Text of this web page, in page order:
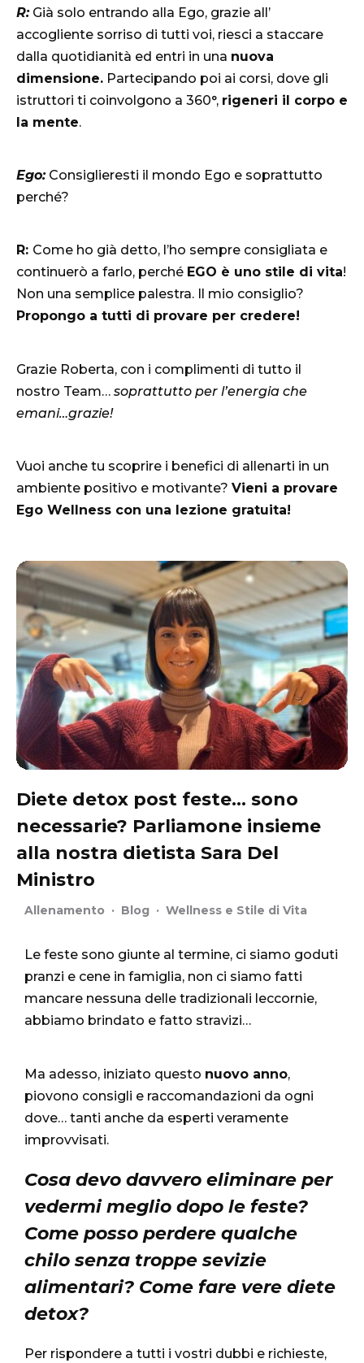
R:Già solo entrando alla Ego, grazie all’
accogliente sorriso di tutti voi, riesci a staccare
dalla quotidianità ed entri in una nuova
dimensione. Partecipando poi ai corsi, dove gli
istruttori ti coinvolgono a 360°, rigeneri il corpo e
la mente.
Ego:Consiglieresti il mondo Ego e soprattutto
perché?
R: Come ho già detto, l’ho sempre consigliata e
continuerò a farlo, perché EGO è uno stile di vita!
Non una semplice palestra. Il mio consiglio?
Propongo a tutti di provare per credere!
Grazie Roberta, con i complimenti di tutto il
nostro Team… soprattutto per l’energia che
emani…grazie!
Vuoi anche tu scoprire i benefici di allenarti in un
ambiente positivo e motivante? Vieni a provare
Ego Wellness con una lezione gratuita!
Diete detox post feste… sono
necessarie? Parliamone insieme
alla nostra dietista Sara Del
Ministro
Allenamento · Blog · Wellness e Stile di Vita
Le feste sono giunte al termine, ci siamo goduti
pranzi e cene in famiglia, non ci siamo fatti
mancare nessuna delle tradizionali leccornie,
abbiamo brindato e fatto stravizi…
Ma adesso, iniziato questo nuovo anno,
piovono consigli e raccomandazioni da ogni
dove… tanti anche da esperti veramente
improvvisati.
Cosa devo davvero eliminare per
vedermi meglio dopo le feste?
Come posso perdere qualche
chilo senza troppe sevizie
alimentari? Come fare vere diete
detox?
Per rispondere a tutti i vostri dubbi e richieste,